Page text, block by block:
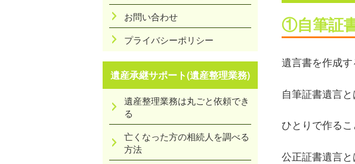
①自筆証
遺言書を作成
自筆証書遺言
ひとりで作るこ
公正証書遺言
お問い合わせ
プライバシーポリシー
遺産承継サポート(遺産整理業務)
遺産整理業務は丸ごと依頼でき
る
亡くなった方の相続人を調べる
方法